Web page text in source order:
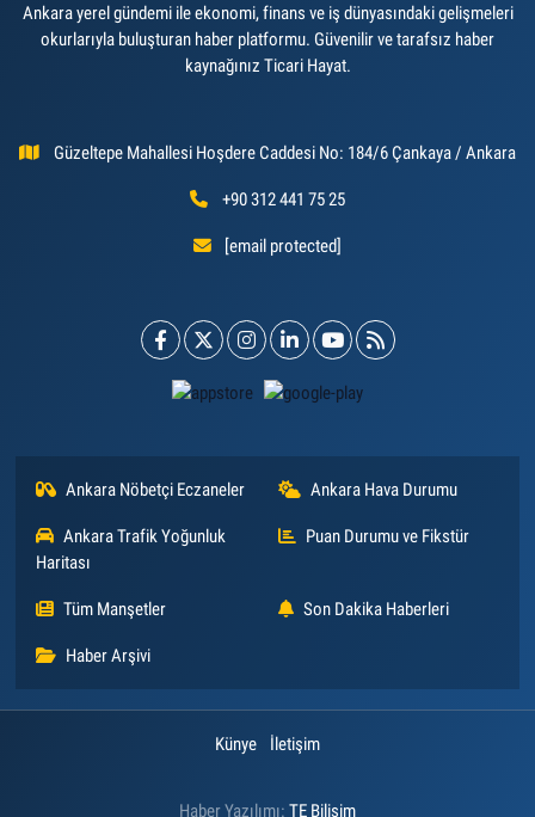
Ankara yerel gündemi ile ekonomi, finans ve iş dünyasındaki gelişmeleri
okurlarıyla buluşturan haber platformu. Güvenilir ve tarafsız haber
kaynağınız Ticari Hayat.
Güzeltepe Mahallesi Hoşdere Caddesi No: 184/6 Çankaya / Ankara
+90 312 441 75 25
[email protected]
Ankara Nöbetçi Eczaneler Ankara Hava Durumu
Ankara Trafik Yoğunluk
Haritası
Puan Durumu ve Fikstür
Tüm Manşetler Son Dakika Haberleri
Haber Arşivi
Künye İletişim
Haber Yazılımı: TE Bilişim